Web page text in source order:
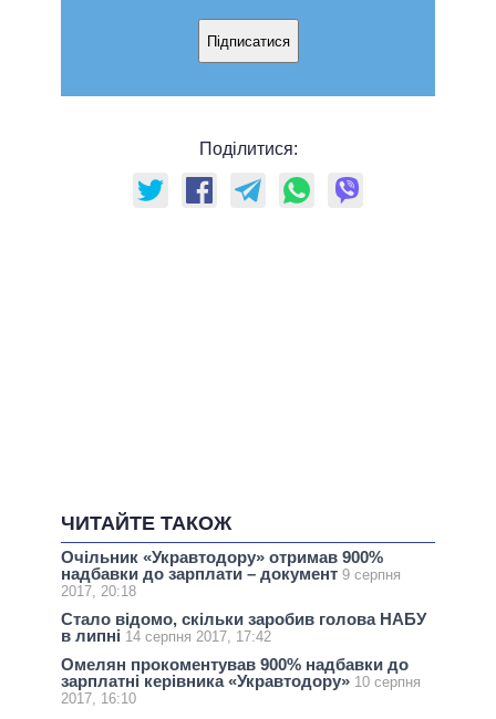
Підписатися
Поділитися:
ЧИТАЙТЕ ТАКОЖ
Очільник «Укравтодору» отримав 900%
надбавки до зарплати – документ 9 серпня
2017, 20:18
Стало відомо, скільки заробив голова НАБУ
в липні 14 серпня 2017, 17:42
Омелян прокоментував 900% надбавки до
зарплатні керівника «Укравтодору» 10 серпня
2017, 16:10